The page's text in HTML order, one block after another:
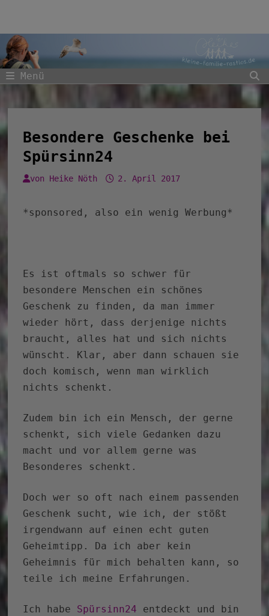
springen
Menü
Besondere Geschenke bei
Spürsinn24
von Heike Nöth 2. April 2017
*sponsored, also ein wenig Werbung*
Es ist oftmals so schwer für
besondere Menschen ein schönes
Geschenk zu finden, da man immer
wieder hört, dass derjenige nichts
braucht, alles hat und sich nichts
wünscht. Klar, aber dann schauen sie
doch komisch, wenn man wirklich
nichts schenkt.
Zudem bin ich ein Mensch, der gerne
schenkt, sich viele Gedanken dazu
macht und vor allem gerne was
Besonderes schenkt.
Doch wer so oft nach einem passenden
Geschenk sucht, wie ich, der stößt
irgendwann auf einen echt guten
Geheimtipp. Da ich aber kein
Geheimnis für mich behalten kann, so
teile ich meine Erfahrungen.
Ich habe Spürsinn24 entdeckt und bin